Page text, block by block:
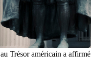
Trésor américain a